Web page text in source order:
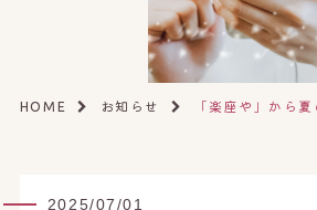
お悩み温活ガイド▼
店舗一覧▼
開業サポート
HOME お知らせ 「楽座や」から
2025/07/01